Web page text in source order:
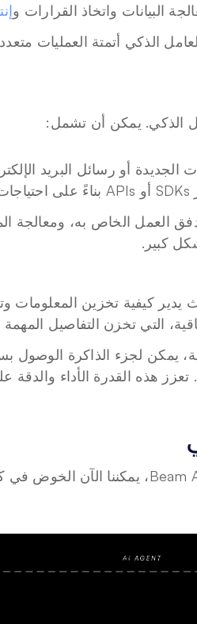
البيانات واتخاذ القرارات و
الذكي. يمكن أن تشمل:
الجديدة أو رسائل البريد
كبير.
التي تخزن التفاصيل المهمة
هذه القدرة الأداء والدقة